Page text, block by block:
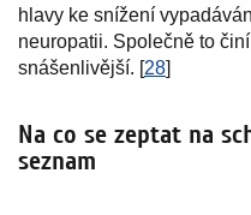
hlavy ke snížení
neuropatii. Společně to
snášenlivější. [28]
Na co se zeptat na
seznam